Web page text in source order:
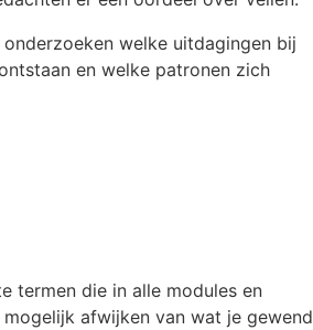
welke uitdagingen bij
en welke patronen zich
termen die in alle modules en
afwijken van wat je gewend